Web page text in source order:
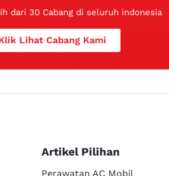
dari 30 Cabang di seluruh indonesia
Lihat Cabang Kami
Artikel Pilihan
Perawatan AC Mobil